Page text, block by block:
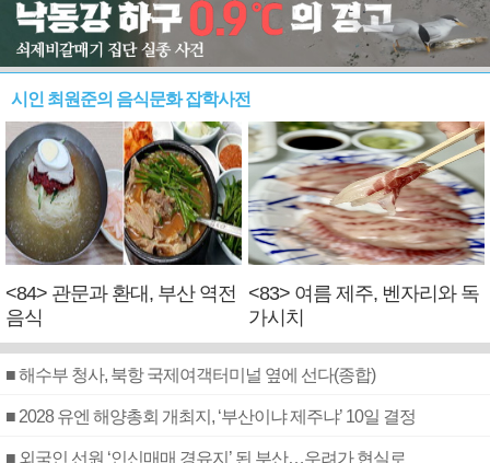
시인 최원준의 음식문화 잡학사전
<84> 관문과 환대, 부산 역전
음식
<83> 여름 제주, 벤자리와 독
가시치
■ 해수부 청사, 북항 국제여객터미널 옆에 선다(종합)
■ 2028 유엔 해양총회 개최지, ‘부산이냐 제주냐’ 10일 결정
■ 외국인 선원 ‘인신매매 경유지’ 된 부산…우려가 현실로